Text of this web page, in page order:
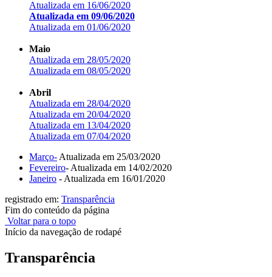
Atualizada em 16/06/2020
Atualizada em 09/06/2020
Atualizada em 01/06/2020
Maio
Atualizada em 28/05/2020
Atualizada em 08/05/2020
Abril
Atualizada em 28/04/2020
Atualizada em 20/04/2020
Atualizada em 13/04/2020
Atualizada em 07/04/2020
Março- Atualizada em 25/03/2020
Fevereiro- Atualizada em 14/02/2020
Janeiro - Atualizada em 16/01/2020
registrado em: Transparência
Fim do conteúdo da página
Voltar para o topo
Início da navegação de rodapé
Transparência